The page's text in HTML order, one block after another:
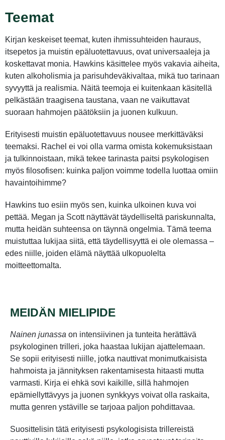
Teemat
Kirjan keskeiset teemat, kuten ihmissuhteiden hauraus,
itsepetos ja muistin epäluotettavuus, ovat universaaleja ja
koskettavat monia. Hawkins käsittelee myös vakavia aiheita,
kuten alkoholismia ja parisuhdeväkivaltaa, mikä tuo tarinaan
syvyyttä ja realismia. Näitä teemoja ei kuitenkaan käsitellä
pelkästään traagisena taustana, vaan ne vaikuttavat
suoraan hahmojen päätöksiin ja juonen kulkuun.
Erityisesti muistin epäluotettavuus nousee merkittäväksi
teemaksi. Rachel ei voi olla varma omista kokemuksistaan
ja tulkinnoistaan, mikä tekee tarinasta paitsi psykologisen
myös filosofisen: kuinka paljon voimme todella luottaa omiin
havaintoihimme?
Hawkins tuo esiin myös sen, kuinka ulkoinen kuva voi
pettää. Megan ja Scott näyttävät täydelliseltä pariskunnalta,
mutta heidän suhteensa on täynnä ongelmia. Tämä teema
muistuttaa lukijaa siitä, että täydellisyyttä ei ole olemassa –
edes niille, joiden elämä näyttää ulkopuolelta
moitteettomalta.
MEIDÄN MIELIPIDE
Nainen junassa on intensiivinen ja tunteita herättävä
psykologinen trilleri, joka haastaa lukijan ajattelemaan.
Se sopii erityisesti niille, jotka nauttivat monimutkaisista
hahmoista ja jännityksen rakentamisesta hitaasti mutta
varmasti. Kirja ei ehkä sovi kaikille, sillä hahmojen
epämiellyttävyys ja juonen synkkyys voivat olla raskaita,
mutta genren ystäville se tarjoaa paljon pohdittavaa.
Suosittelisin tätä erityisesti psykologisista trillereistä